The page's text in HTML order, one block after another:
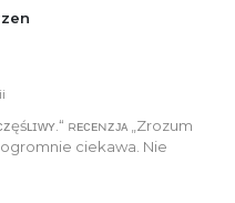
ʀᴇᴄᴇɴᴢᴊᴀ „Zrozum
ciekawa. Nie